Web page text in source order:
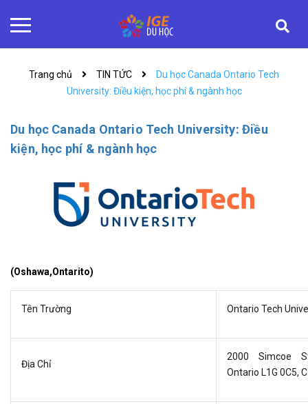
Trang chủ TIN TỨC
Du học Canada Ontario Tech
University: Điều kiện, học phí & ngành học
Du học Canada Ontario Tech University: Điều
kiện, học phí & ngành học
(Oshawa,Ontarito)
Tên Trường Ontario Tech
Địa Chỉ
2000 Simcoe
Ontario L1G 0C5,